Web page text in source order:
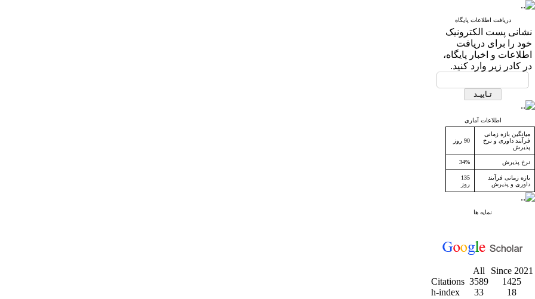
دریافت اطلاعات پایگاه
نشانی پست الکترونیک
خود را برای دریافت
اطلاعات و اخبار پایگاه،
در کادر زیر وارد کنید.
اطلاعات آماری
میانگین بازه زمانی
فرآیند داوری و نرخ
پذیرش
90 روز
نرخ پذیرش 34%
بازه زمانی فرآیند
داوری و پذیرش
135
روز
نمایه ها
All
Since 2021
Citations 3589
1425
h-index
33
18